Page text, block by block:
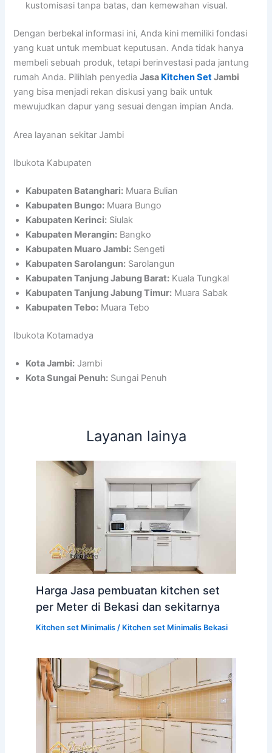
kustomisasi tanpa batas, dan kemewahan visual.
Dengan berbekal informasi ini, Anda kini memiliki fondasi
yang kuat untuk membuat keputusan. Anda tidak hanya
membeli sebuah produk, tetapi berinvestasi pada jantung
rumah Anda. Pilihlah penyediaJasa Kitchen SetJambi
yang bisa menjadi rekan diskusi yang baik untuk
mewujudkan dapur yang sesuai dengan impian Anda.
Area layanan sekitar Jambi
Ibukota Kabupaten
Kabupaten Batanghari: Muara Bulian
Kabupaten Bungo: Muara Bungo
Kabupaten Kerinci: Siulak
Kabupaten Merangin: Bangko
Kabupaten Muaro Jambi: Sengeti
Kabupaten Sarolangun: Sarolangun
Kabupaten Tanjung Jabung Barat: Kuala Tungkal
Kabupaten Tanjung Jabung Timur: Muara Sabak
Kabupaten Tebo: Muara Tebo
Ibukota Kotamadya
Kota Jambi: Jambi
Kota Sungai Penuh: Sungai Penuh
Layanan lainya
Harga Jasa pembuatan kitchen set
per Meter di Bekasi dan sekitarnya
Kitchen set Minimalis/ Kitchen set Minimalis Bekasi